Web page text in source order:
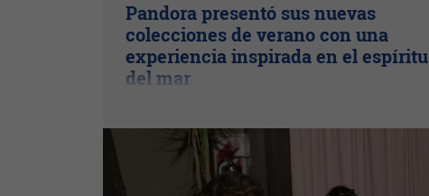
Pandora presentó sus nuevas
colecciones de verano con una
experiencia inspirada en el espíritu
del mar